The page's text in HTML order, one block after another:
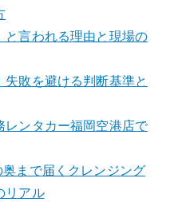
と言われる理由と現場の
敗を避ける判断基準と
ンタカー福岡空港店で
まで届くクレンジング
リアル